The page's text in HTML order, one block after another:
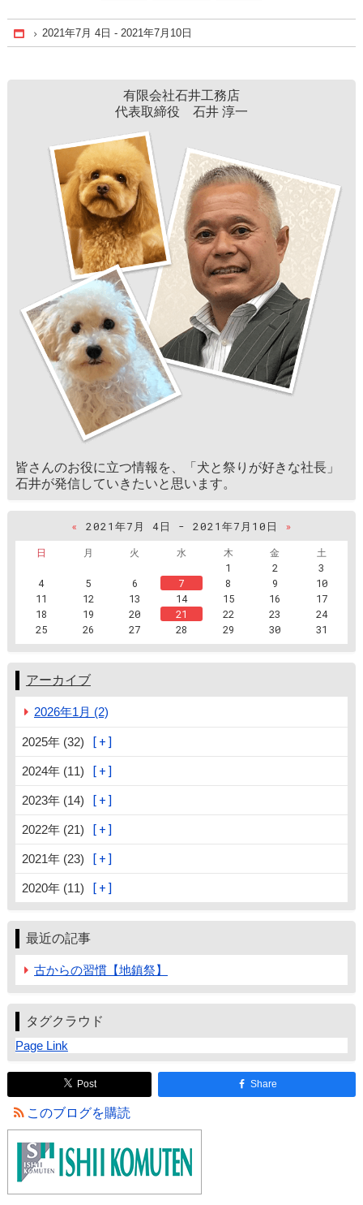
Home
2021年7月 4日 - 2021年7月10日
有限会社石井工務店
代表取締役 石井 淳一
皆さんのお役に立つ情報を、「犬と祭りが好きな社長」
石井が発信していきたいと思います。
« 2021年7月 4日 - 2021年7月10日
»
日
月 火 水 木 金
土
1
2
3
4
5 6 7 8 9
10
11
12 13 14 15 16
17
18
19 20 21 22 23
24
25
26 27 28 29 30 31
アーカイブ
2026年1月 (2)
2025年 (32)
2024年 (11)
2023年 (14)
2022年 (21)
2021年 (23)
2020年 (11)
最近の記事
古からの習慣【地鎮祭】
タグクラウド
Page Link
Post Share
このブログを購読